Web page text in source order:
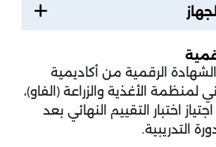
الرقمية من أكاديمية
لمنظمة الأغذية والزراعة (الفاو)،
اختبار التقييم النهائي بعد
التدريبية.